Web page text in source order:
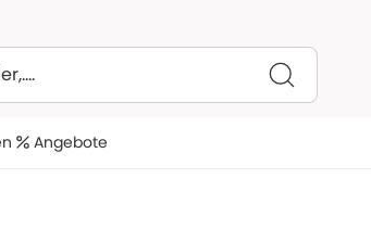
Angebote